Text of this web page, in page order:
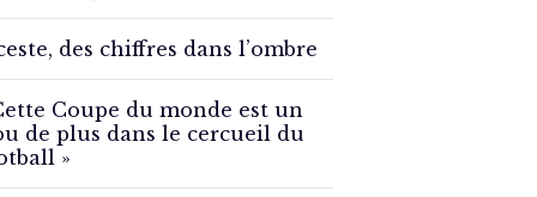
des chiffres dans l’ombre
Coupe du monde est un
de plus dans le cercueil du
»